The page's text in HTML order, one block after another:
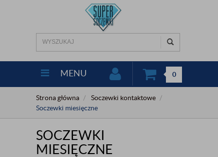
MENU 0
Strona główna
Soczewki kontaktowe
Soczewki miesięczne
SOCZEWKI
MIESIĘCZNE